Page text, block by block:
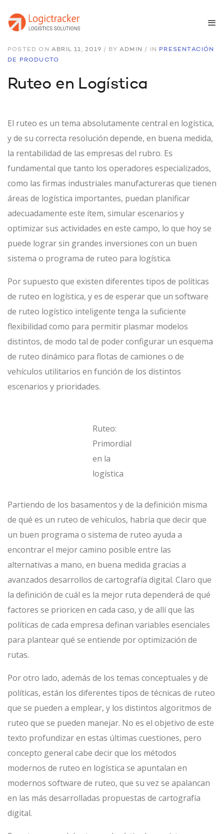
POSTED ON ABRIL 11, 2019 / BYADMIN / IN
PRESENTACIÓN
DE PRODUCTO
Ruteo en Logística
El ruteo es un tema absolutamente central en logística,
y de su correcta resolución depende, en buena medida,
la rentabilidad de las empresas del rubro. Es
fundamental que tanto los operadores especializados,
como las firmas industriales manufactureras que tienen
áreas de logística importantes, puedan planificar
adecuadamente este ítem, simular escenarios y
optimizar sus actividades en este campo, lo que hoy se
puede lograr sin grandes inversiones con un buen
sistema o programa de ruteo para logística.
Por supuesto que existen diferentes tipos de políticas
de ruteo en logística, y es de esperar que un software
de ruteo logístico inteligente tenga la suficiente
flexibilidad como para permitir plasmar modelos
distintos, de modo tal de poder configurar un esquema
de ruteo dinámico para flotas de camiones o de
vehículos utilitarios en función de los distintos
escenarios y prioridades.
Ruteo:
Primordial
en la
logística
Partiendo de los basamentos y de la definición misma
de qué es un ruteo de vehículos, habría que decir que
un buen programa o sistema de ruteo ayuda a
encontrar el mejor camino posible entre las
alternativas a mano, en buena medida gracias a
avanzados desarrollos de cartografía digital. Claro que
la definición de cuál es la mejor ruta dependerá de qué
factores se prioricen en cada caso, y de allí que las
políticas de cada empresa definan variables esenciales
para plantear qué se entiende por optimización de
rutas.
Por otro lado, además de los temas conceptuales y de
políticas, están los diferentes tipos de técnicas de ruteo
que se pueden a emplear, y los distintos algoritmos de
ruteo que se pueden manejar. No es el objetivo de este
texto profundizar en estas últimas cuestiones, pero
concepto general cabe decir que los métodos
modernos de ruteo en logística se apuntalan en
modernos software de ruteo, que su vez se apalancan
en las más desarrolladas propuestas de cartografía
digital.